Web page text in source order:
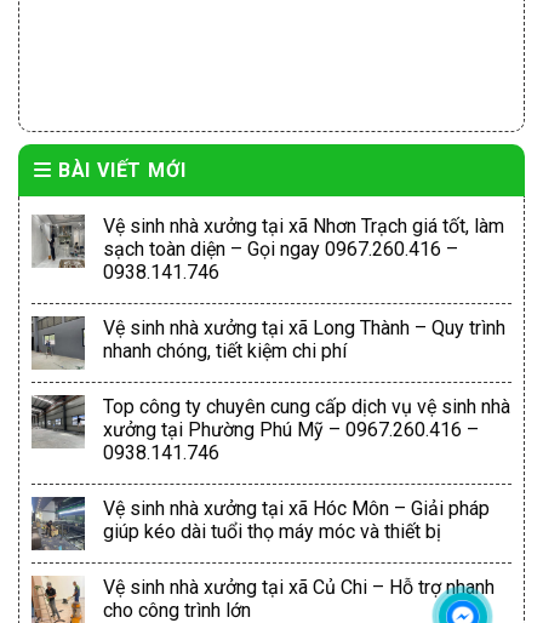
BÀI VIẾT MỚI
Vệ sinh nhà xưởng tại xã Nhơn Trạch giá tốt, làm
sạch toàn diện – Gọi ngay 0967.260.416 –
0938.141.746
Vệ sinh nhà xưởng tại xã Long Thành – Quy trình
nhanh chóng, tiết kiệm chi phí
Top công ty chuyên cung cấp dịch vụ vệ sinh nhà
xưởng tại Phường Phú Mỹ – 0967.260.416 –
0938.141.746
Vệ sinh nhà xưởng tại xã Hóc Môn – Giải pháp
giúp kéo dài tuổi thọ máy móc và thiết bị
Vệ sinh nhà xưởng tại xã Củ Chi – Hỗ trợ nhanh
cho công trình lớn